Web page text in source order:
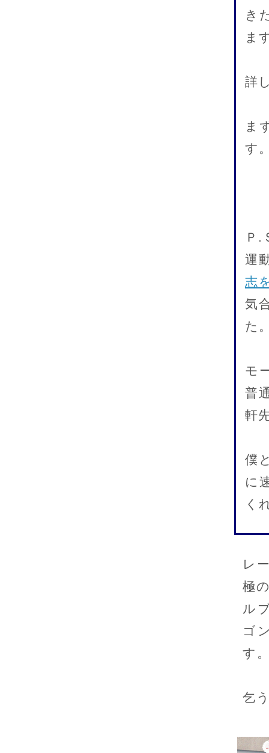
き
ま
詳
ま
す
Ｐ.
運
志
気
た
モ
普
軒
僕
に
く
レ
極
ル
ゴ
す
乞